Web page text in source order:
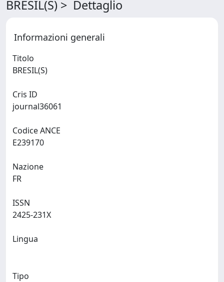
BRESIL(S) > Dettaglio
Informazioni generali
Titolo
Cris ID
Codice ANCE
Nazione
ISSN
Lingua
Tipo